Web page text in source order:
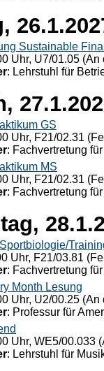
Sustainable
Uhr, U7/01.05
: Lehrstuhl für
GS
Uhr, F21/02.31
: Fachvertretung
MS
Uhr, F21/02.31
: Fachvertretung
Uhr, F21/03.81
: Fachvertretung
Month Lesung
Uhr, U2/00.25
: Professur für
Uhr, WE5/00.033
: Lehrstuhl für